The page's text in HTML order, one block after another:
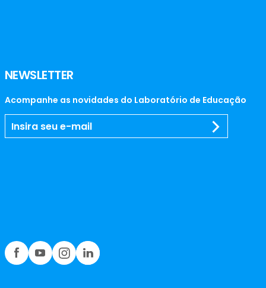
NEWSLETTER
Acompanhe as novidades do Laboratório de Educação